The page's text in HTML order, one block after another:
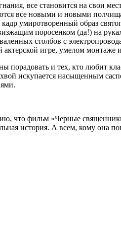
все становится на свои
все новыми и новыми
умиротворенный образ
поросенком (да!) на
столбов с
игре, умелом монтаже
и тех, кто любит
искупается насыщенным
что фильм «Черные
история. А всем, кому она